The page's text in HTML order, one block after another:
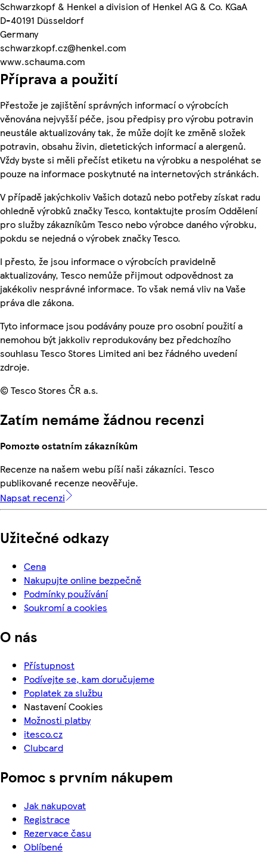
Schwarzkopf & Henkel a division of Henkel AG & Co. KGaA
D-40191 Düsseldorf
Germany
schwarzkopf.cz@henkel.com
www.schauma.com
Příprava a použití
Přestože je zajištění správných informací o výrobcích
věnována nejvyšší péče, jsou předpisy pro výrobu potravin
neustále aktualizovány tak, že může dojít ke změně složek
potravin, obsahu živin, dietetických informací a alergenů.
Vždy byste si měli přečíst etiketu na výrobku a nespoléhat se
pouze na informace poskytnuté na internetových stránkách.
V případě jakýchkoliv Vašich dotazů nebo potřeby získat radu
ohledně výrobků značky Tesco, kontaktujte prosím Oddělení
pro služby zákazníkům Tesco nebo výrobce daného výrobku,
pokdu se nejedná o výrobek značky Tesco.
I přesto, že jsou informace o výrobcích pravidelně
aktualizovány, Tesco nemůže přijmout odpovědnost za
jakékoliv nesprávné informace. To však nemá vliv na Vaše
práva dle zákona.
Tyto informace jsou podávány pouze pro osobní použití a
nemohou být jakkoliv reprodukovány bez předchozího
souhlasu Tesco Stores Limited ani bez řádného uvedení
zdroje.
© Tesco Stores ČR a.s.
Zatím nemáme žádnou recenzi
Pomozte ostatním zákazníkům
Recenze na našem webu píší naši zákazníci. Tesco
publikované recenze neověřuje.
Napsat recenzi
Užitečné odkazy
Cena
Nakupujte online bezpečně
Podmínky používání
Soukromí a cookies
O nás
Přístupnost
Podívejte se, kam doručujeme
Poplatek za službu
Nastavení Cookies
Možnosti platby
itesco.cz
Clubcard
Pomoc s prvním nákupem
Jak nakupovat
Registrace
Rezervace času
Oblíbené